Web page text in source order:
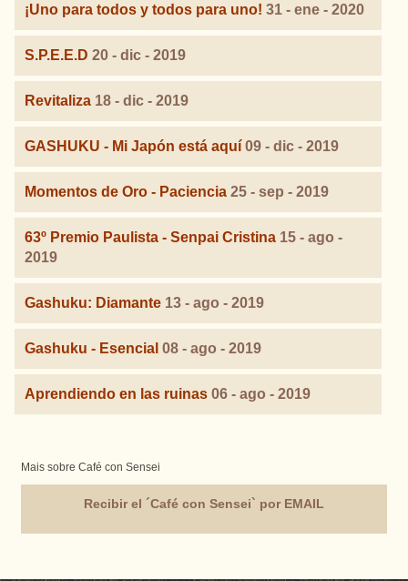
¡Uno para todos y todos para uno! 31 - ene - 2020
S.P.E.E.D 20 - dic - 2019
Revitaliza 18 - dic - 2019
GASHUKU - Mi Japón está aquí 09 - dic - 2019
Momentos de Oro - Paciencia 25 - sep - 2019
63º Premio Paulista - Senpai Cristina 15 - ago -
2019
Gashuku: Diamante 13 - ago - 2019
Gashuku - Esencial 08 - ago - 2019
Aprendiendo en las ruinas 06 - ago - 2019
Mais sobre Café con Sensei
Recibir el ´Café con Sensei` por EMAIL